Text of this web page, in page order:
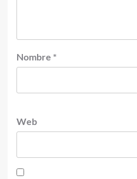
Nombre *
Web